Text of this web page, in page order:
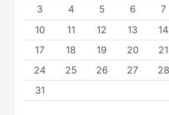
3
4 5 6 7
10
11 12 13 14
17
18 19 20 21
24
25 26 27 28
31